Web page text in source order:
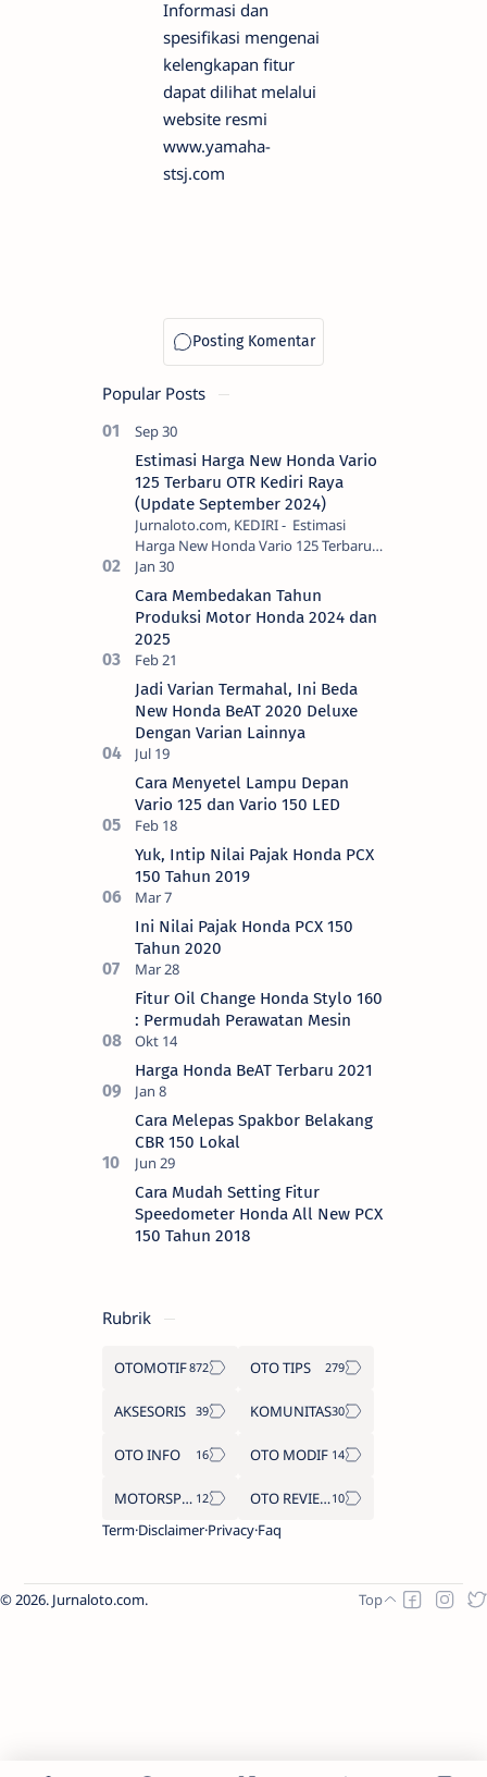
Informasi dan
spesifikasi mengenai
kelengkapan fitur
dapat dilihat melalui
website resmi
www.yamaha-
stsj.com
Popular Posts
Estimasi Harga New Honda Vario
125 Terbaru OTR Kediri Raya
(Update September 2024)
Jurnaloto.com, KEDIRI - Estimasi
Harga New Honda Vario 125 Terbaru
OTR Kediri Raya (Update September
2024) Brosis sekalian, PT Astra Honda
Motor (AH…
Cara Membedakan Tahun
Produksi Motor Honda 2024 dan
2025
Jadi Varian Termahal, Ini Beda
New Honda BeAT 2020 Deluxe
Dengan Varian Lainnya
Cara Menyetel Lampu Depan
Vario 125 dan Vario 150 LED
Yuk, Intip Nilai Pajak Honda PCX
150 Tahun 2019
Ini Nilai Pajak Honda PCX 150
Tahun 2020
Fitur Oil Change Honda Stylo 160
: Permudah Perawatan Mesin
Harga Honda BeAT Terbaru 2021
Cara Melepas Spakbor Belakang
CBR 150 Lokal
Cara Mudah Setting Fitur
Speedometer Honda All New PCX
150 Tahun 2018
Rubrik
OTOMOTIF OTO TIPS
AKSESORIS KOMUNITAS
OTO INFO OTO MODIF
MOTORSPORT
OTO REVIEW
Term Disclaimer Privacy Faq
2026. Jurnaloto.com.